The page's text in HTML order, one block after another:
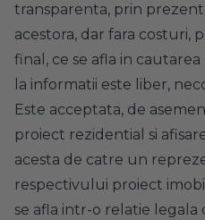
transparenta, prin
acestora, dar fara costuri,
final, ce se afla in
la informatii este liber,
Este acceptata, de
proiect rezidential si
acesta de catre un
respectivului proiect
se afla intr-o relatie